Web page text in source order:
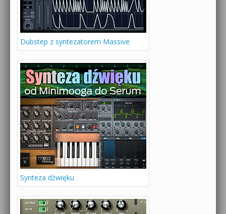
Dubstep z syntezatorem Massive
Synteza dźwięku